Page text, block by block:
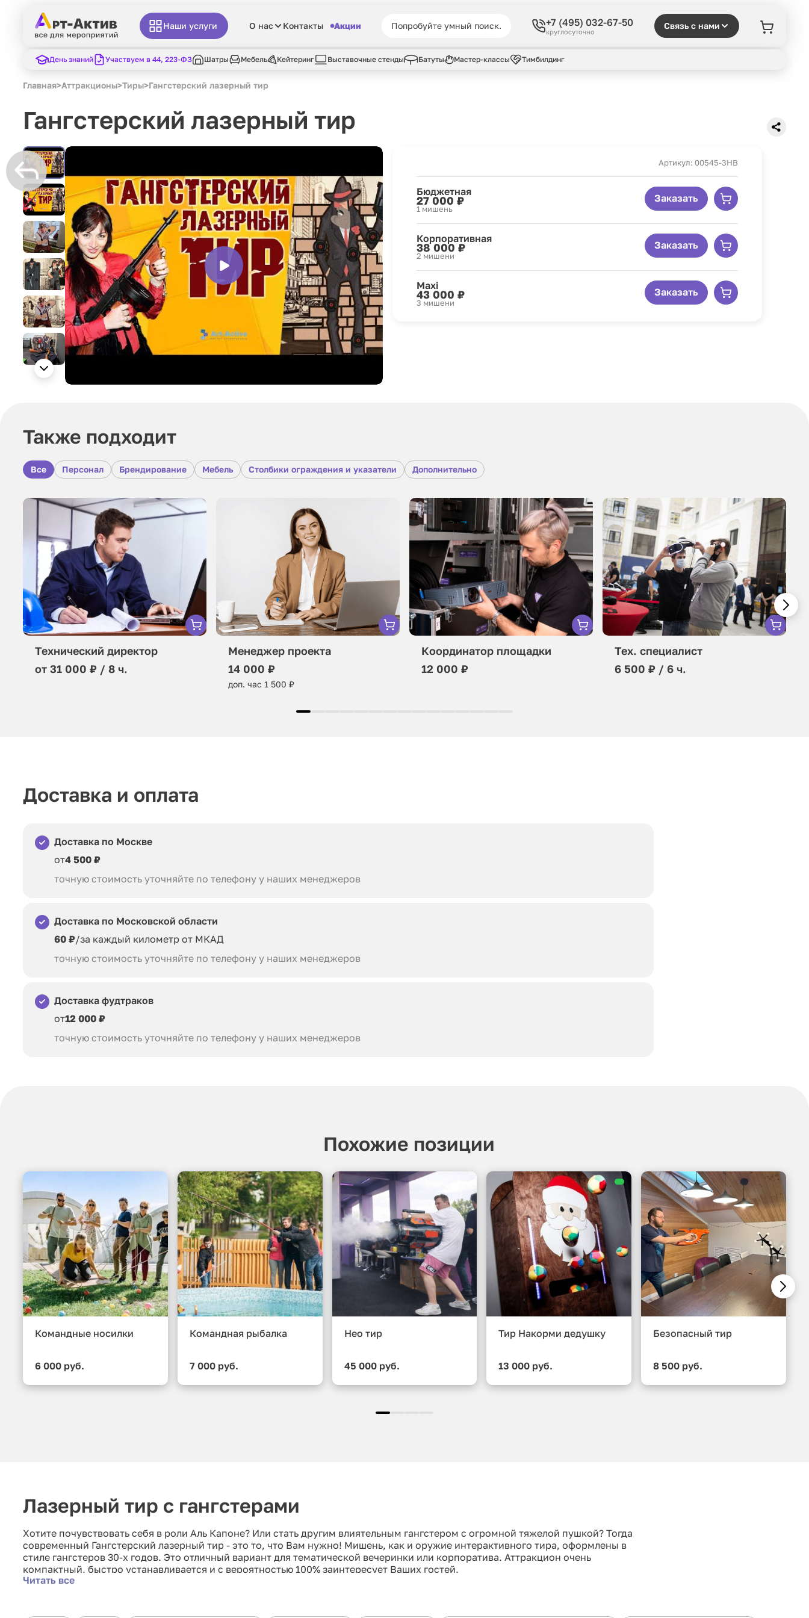
Наши услуги О нас Контакты Акции +7 (495) 032-67-50
круглосуточно
Связь с нами
День знаний Участвуем в 44, 223-ФЗ Шатры Мебель Кейтеринг Выставочные стенды Батуты Мастер-классы Тимбилдинг
Главная>Аттракционы>Тиры>Гангстерский лазерный тир
Гангстерский лазерный тир
Артикул: 00545-3HB
Бюджетная
27 000 ₽
1 мишень
Заказать
Корпоративная
38 000 ₽
2 мишени
Заказать
Maxi
43 000 ₽
3 мишени
Заказать
Также подходит
Все Персонал Брендирование Мебель Столбики ограждения и указатели Дополнительно
Технический директор
от 31 000 ₽ / 8 ч.
Менеджер проекта
14 000 ₽
доп. час 1 500 ₽
Координатор площадки
12 000 ₽
Тех. специалист
6 500 ₽ / 6 ч.
Доставка и оплата
Доставка по Москве
от4 500 ₽
точную стоимость уточняйте по телефону у наших менеджеров
Доставка по Московской области
60 ₽/за каждый километр от МКАД
точную стоимость уточняйте по телефону у наших менеджеров
Доставка фудтраков
от12 000 ₽
точную стоимость уточняйте по телефону у наших менеджеров
Похожие позиции
Командные носилки
6 000 руб.
Командная рыбалка
7 000 руб.
Нео тир
45 000 руб.
Тир Накорми дедушку
13 000 руб.
Безопасный тир
8 500 руб.
Лазерный тир с гангстерами
Хотите почувствовать себя в роли Аль Капоне? Или стать другим влиятельным гангстером с огромной тяжелой пушкой? Тогда
современный Гангстерский лазерный тир - это то, что Вам нужно! Мишень, как и оружие интерактивного тира, оформлены в
стиле гангстеров 30-х годов. Это отличный вариант для тематической вечеринки или корпоратива. Аттракцион очень
компактный, быстро устанавливается и с вероятностью 100% заинтересует Ваших гостей.
Есть несколько вариантов игры, в зависимости от количества мишеней, что дает вариативность по бюджету аренды и вкусу
Читать все